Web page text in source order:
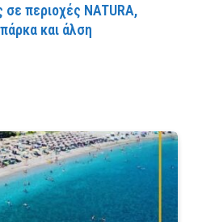
περιοχές NATURA,
και άλση